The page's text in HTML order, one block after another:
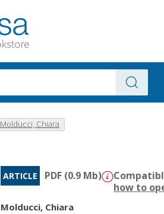
Molducci, Chiara
ARTICLE PDF (0.9 Mb)
how to
Molducci, Chiara